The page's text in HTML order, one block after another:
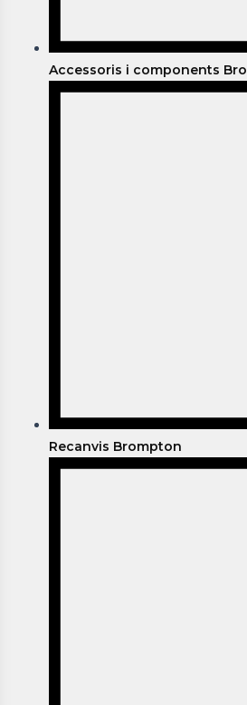
Accessoris i components
Recanvis Brompton